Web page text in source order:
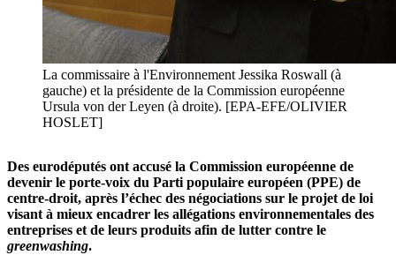
La commissaire à l'Environnement Jessika Roswall (à
gauche) et la présidente de la Commission européenne
Ursula von der Leyen (à droite). [EPA-EFE/OLIVIER
HOSLET]
Des eurodéputés ont accusé la Commission européenne de
devenir le porte-voix du Parti populaire européen (PPE) de
centre-droit, après l’échec des négociations sur le projet de loi
visant à mieux encadrer les allégations environnementales des
entreprises et de leurs produits afin de lutter contre le
greenwashing.